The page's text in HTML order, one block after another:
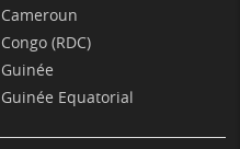
Cameroun
Congo (RDC)
Guinée
Guinée Equatorial